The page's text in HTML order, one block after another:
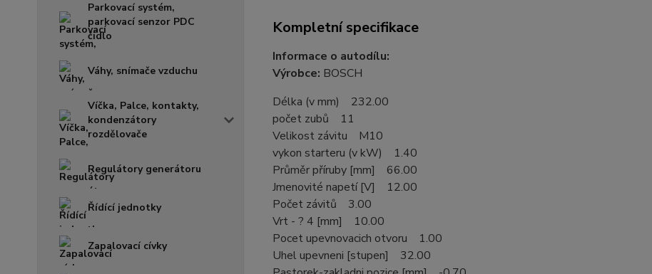
Parkovací systém,
parkovací senzor PDC
čidlo
Váhy, snímače vzduchu
Víčka, Palce, kontakty,
kondenzátory
rozdělovače
Regulátory generátoru
Řídící jednotky
Zapalovací cívky
Kompletní specifikace
Informace o autodílu:
Výrobce: BOSCH
Délka (v mm) 232.00
počet zubů 11
Velikost závitu M10
vykon starteru (v kW) 1.40
Průměr příruby [mm] 66.00
Jmenovité napetí [V] 12.00
Počet závitů 3.00
Vrt - ? 4 [mm] 10.00
Pocet upevnovacich otvoru 1.00
Uhel upevneni [stupen] 32.00